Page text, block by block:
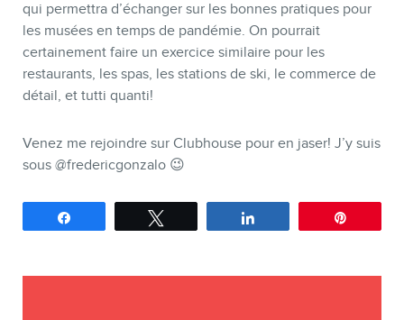
qui permettra d’échanger sur les bonnes pratiques pour
les musées en temps de pandémie. On pourrait
certainement faire un exercice similaire pour les
restaurants, les spas, les stations de ski, le commerce de
détail, et tutti quanti!
Venez me rejoindre sur Clubhouse pour en jaser! J’y suis
sous @fredericgonzalo 😉